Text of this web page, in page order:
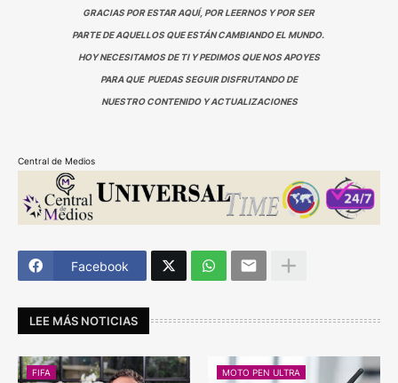
GRACIAS POR ESTAR AQUÍ, POR LEERNOS Y POR SER
PARTE DE AQUELLOS QUE ESTÁN CAMBIANDO EL MUNDO.
HOY NECESITAMOS DE TI Y PEDIMOS QUE NOS APOYES
PARA QUE PUEDAS SEGUIR DISFRUTANDO DE
NUESTRO CONTENIDO Y ACTUALIZACIONES
Central de Medios
Facebook
LEE MÁS NOTICIAS
FIFA MOTO PEN ULTRA